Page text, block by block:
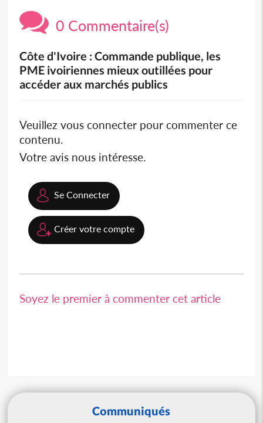
0 Commentaire(s)
Côte d'Ivoire : Commande publique, les
PME ivoiriennes mieux outillées pour
accéder aux marchés publics
Veuillez vous connecter pour commenter ce
contenu.
Votre avis nous intéresse.
Se Connecter
Créer votre compte
Soyez le premier à commenter cet article
Communiqués